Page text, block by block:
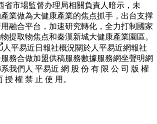
省市場監督办理局相關負責人暗示，未
業做為大健康產業的焦点抓手，出台支撑
融合平台，加速研究轉化，全力打制國家
提取物焦点和秦漢新城大健康產業園區。
人平易近日報社概況關於人平易近網報社
務合做加盟供稿服務數據服務網坐聲明網
我們人 平易近 網 股 份 有 限 公 司 版 權
授 權 禁 止 使 用。